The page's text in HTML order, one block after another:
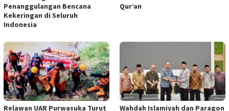
Penanggulangan Bencana
Kekeringan di Seluruh
Indonesia
Qur’an
Relawan UAR Purwasuka Turut
Wahdah Islamiyah dan Paragon